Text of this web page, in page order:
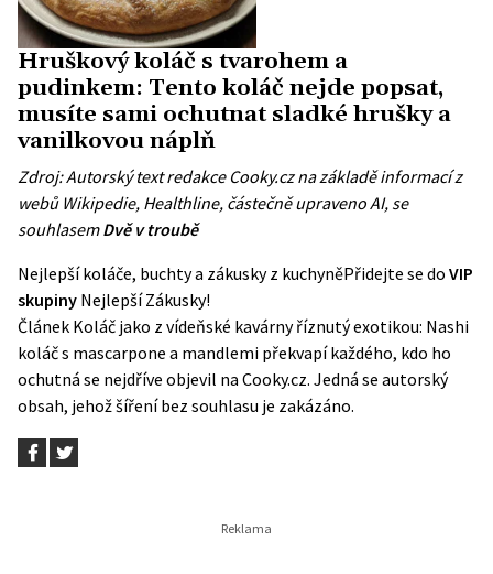
Hruškový koláč s tvarohem a
pudinkem: Tento koláč nejde popsat,
musíte sami ochutnat sladké hrušky a
vanilkovou náplň
Zdroj: Autorský text redakce Cooky.cz na základě informací z
webů Wikipedie, Healthline, částečně upraveno AI, se
souhlasemDvě v troubě
Nejlepší koláče, buchty a zákusky z kuchyněPřidejte se do VIP
skupiny Nejlepší Zákusky!
Článek Koláč jako z vídeňské kavárny říznutý exotikou: Nashi
koláč s mascarpone a mandlemi překvapí každého, kdo ho
ochutná se nejdříve objevil na Cooky.cz. Jedná se autorský
obsah, jehož šíření bez souhlasu je zakázáno.